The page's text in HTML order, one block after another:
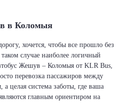
в Коломыя
хочется, чтобы все прошло без
случае наиболее логичный
Жешув – Коломыя от KLR Bus,
перевозка пассажиров между
целая система заботы, где ваша
главным ориентиром на